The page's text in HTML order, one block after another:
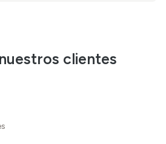
clientes